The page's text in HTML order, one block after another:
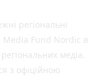
регіональні
Media Fund Nordic в
медіа.
з офіційною